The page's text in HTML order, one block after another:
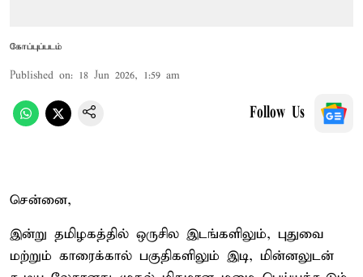
கோப்புப்படம்
Published on: 18 Jun 2026, 1:59 am
Follow Us
சென்னை,
இன்று தமிழகத்தில் ஒருசில இடங்களிலும், புதுவை
மற்றும் காரைக்கால் பகுதிகளிலும் இடி, மின்னலுடன்